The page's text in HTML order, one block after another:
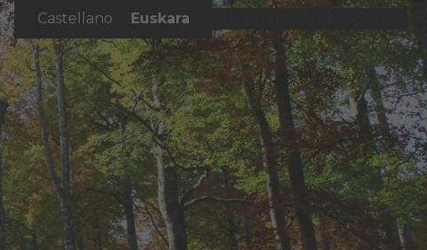
Castellano Euskara